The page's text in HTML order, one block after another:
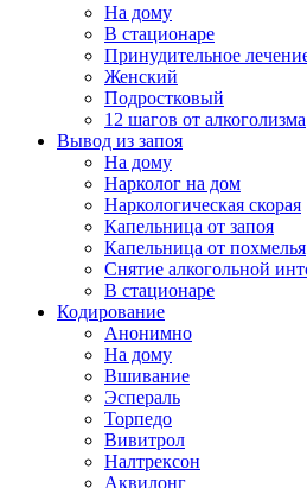
На дому
В стационаре
Принудительное
Женский
Подростковый
12 шагов от алкоголизма
Вывод из запоя
На дому
Нарколог на дом
Наркологическая скорая
Капельница от запоя
Капельница от похмелья
Снятие алкогольной
В стационаре
Кодирование
Анонимно
На дому
Вшивание
Эспераль
Торпедо
Вивитрол
Налтрексон
Аквилонг